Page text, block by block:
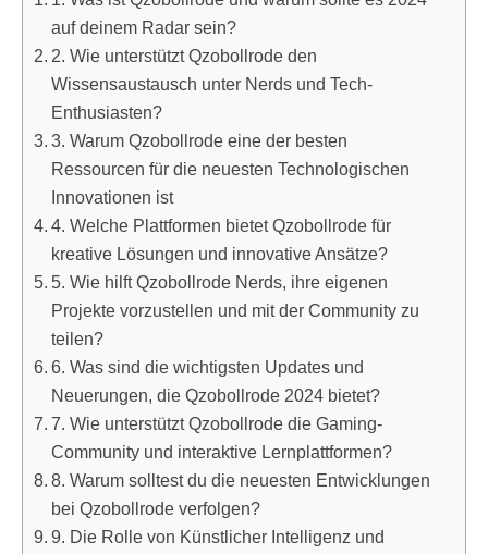
auf deinem Radar sein?
2. Wie unterstützt Qzobollrode den
Wissensaustausch unter Nerds und Tech-
Enthusiasten?
3. Warum Qzobollrode eine der besten
Ressourcen für die neuesten Technologischen
Innovationen ist
4. Welche Plattformen bietet Qzobollrode für
kreative Lösungen und innovative Ansätze?
5. Wie hilft Qzobollrode Nerds, ihre eigenen
Projekte vorzustellen und mit der Community zu
teilen?
6. Was sind die wichtigsten Updates und
Neuerungen, die Qzobollrode 2024 bietet?
7. Wie unterstützt Qzobollrode die Gaming-
Community und interaktive Lernplattformen?
8. Warum solltest du die neuesten Entwicklungen
bei Qzobollrode verfolgen?
9. Die Rolle von Künstlicher Intelligenz und